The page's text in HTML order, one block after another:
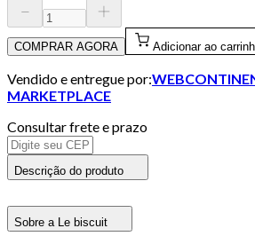
COMPRAR AGORA Adicionar ao
Vendido e entregue por:
MARKETPLACE
Consultar frete e prazo
Descrição do produto
Sobre a Le biscuit